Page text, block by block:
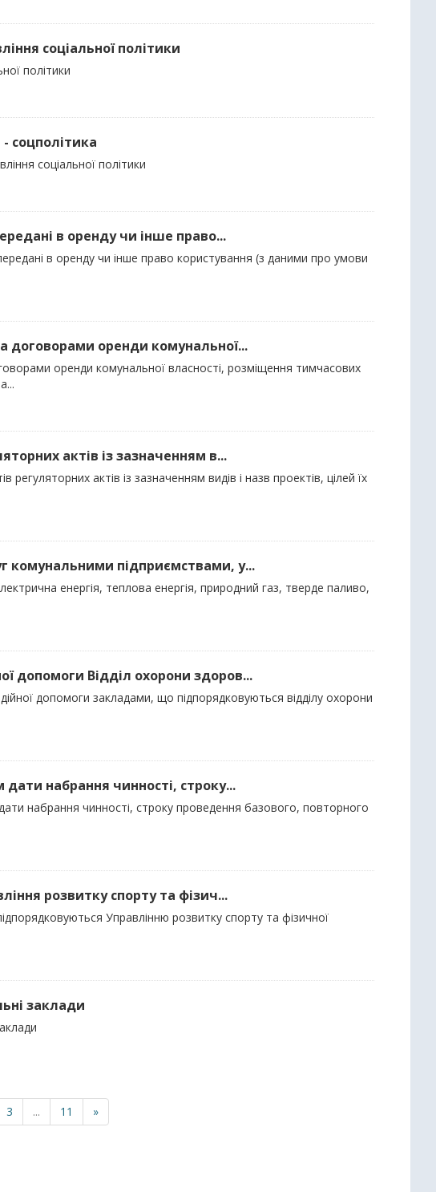
соціальної політики
політики
- соцполітика
соціальної політики
в оренду чи інше право...
в оренду чи інше право користування (з даними про умови
договорами оренди комунальної...
оренди комунальної власності, розміщення тимчасових
актів із зазначенням в...
регуляторних актів із зазначенням видів і назв проектів, цілей їх
комунальними підприємствами, у...
енергія, теплова енергія, природний газ, тверде паливо,
допомоги Відділ охорони здоров...
допомоги закладами, що підпорядковуються відділу охорони
дати набрання чинності, строку...
набрання чинності, строку проведення базового, повторного
розвитку спорту та фізич...
Управлінню розвитку спорту та фізичної
заклади
3 ... 11 »